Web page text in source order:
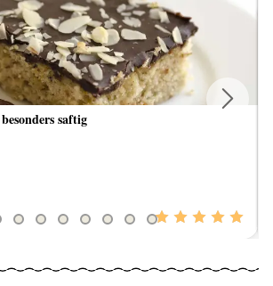
saftig